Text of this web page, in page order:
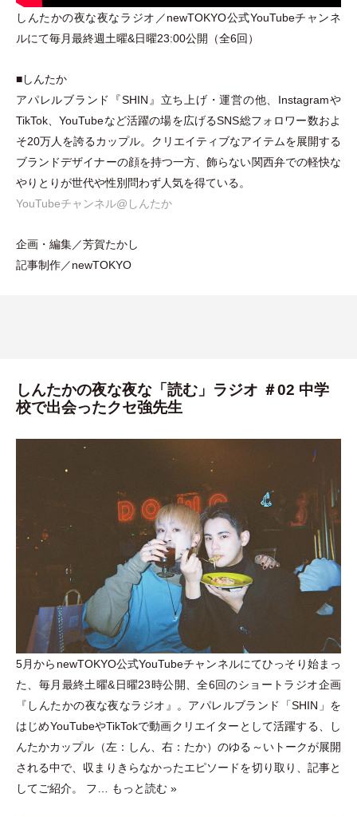
しんたかの夜な夜なラジオ／newTOKYO公式YouTubeチャンネ
ルにて毎月最終週土曜&日曜23:00公開 （全6回）
■しんたか
アパレルブランド『SHIN』立ち上げ ・運営の他、Instagramや
TikTok、YouTubeなど活躍の場を広げるSNS総フォロワー数およ
そ20万人を誇るカップル。クリエイティブなアイテムを展開する
ブランドデザイナーの顔を持つ一方、飾らない関西弁での軽快な
やりとりが世代や性別問わず人気を得ている。
YouTubeチャンネル@しんたか
企画 ・ 編集／芳賀たかし
記事制作／newTOKYO
しんたかの夜な夜な「読む」ラジオ ＃02 中学
校で出会ったクセ強先生
5月からnewTOKYO公式YouTubeチャンネルにてひっそり始まっ
た、毎月最終土曜&日曜23時公開、全6回のショートラジオ企画
『しんたかの夜な夜なラジオ』。アパレルブランド
「SHIN 」 を
はじめYouTubeやTikTokで動画クリエイターとして活躍する、し
んたかカップル （左：しん、右：たか）のゆる～いトークが展開
される中で、収まりきらなかったエピソードを切り取り、記事と
してご紹介。 フ… もっと読む »